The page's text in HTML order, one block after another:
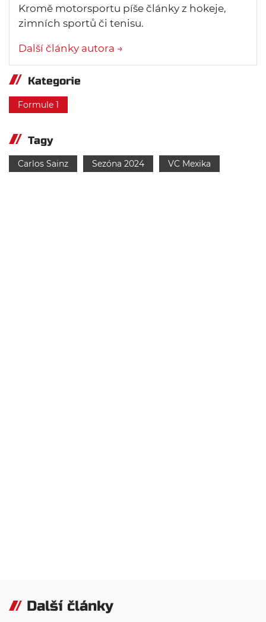
Kromě motorsportu píše články z hokeje,
zimních sportů či tenisu.
Další články autora →
Kategorie
Formule 1
Tagy
Carlos Sainz Sezóna 2024 VC Mexika
Další články